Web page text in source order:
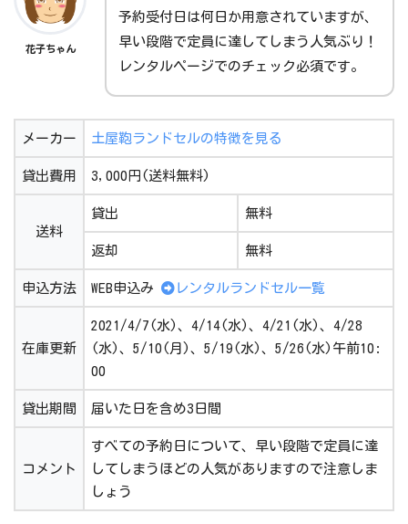
花子ちゃん
予約受付日は何日か用意されていますが、
早い段階で定員に達してしまう人気ぶり！
レンタルページでのチェック必須です。
メーカー 土屋鞄ランドセルの特徴を見る
貸出費用 3,000円(送料無料)
送料
貸出 無料
返却 無料
申込方法 WEB申込み レンタルランドセル一覧
在庫更新
2021/4/7(水)、4/14(水)、4/21(水)、4/28
(水)、5/10(月)、5/19(水)、5/26(水)午前10:
00
貸出期間 届いた日を含め3日間
コメント
すべての予約日について、早い段階で定員に達
してしまうほどの人気がありますので注意しま
しょう